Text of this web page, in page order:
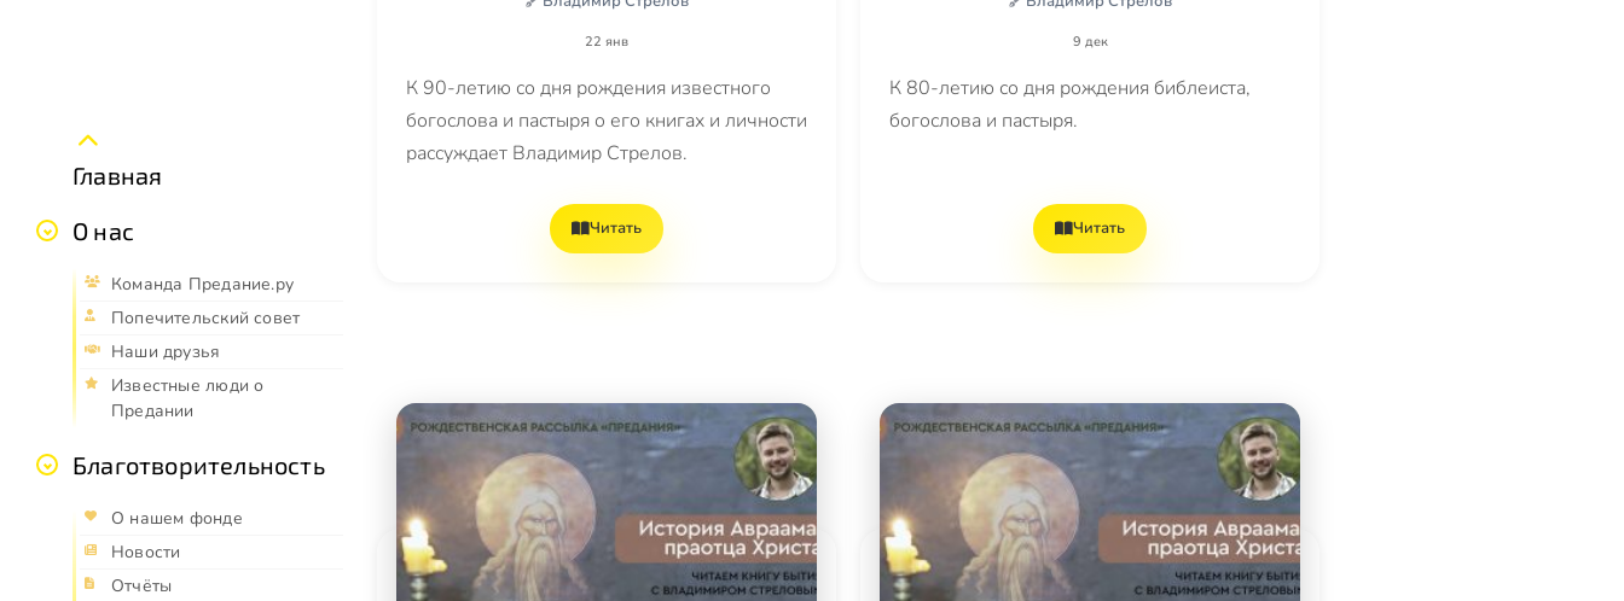
Главная
О нас
Команда Предание.ру
Попечительский совет
Наши друзья
Известные люди о
Предании
Благотворительность
О нашем фонде
Новости
Отчёты
22 янв
К 90-летию со дня рождения известного
богослова и пастыря о его книгах и личности
рассуждает Владимир Стрелов.
Читать
9 дек
К 80-летию со дня рождения библеиста,
богослова и пастыря.
Читать